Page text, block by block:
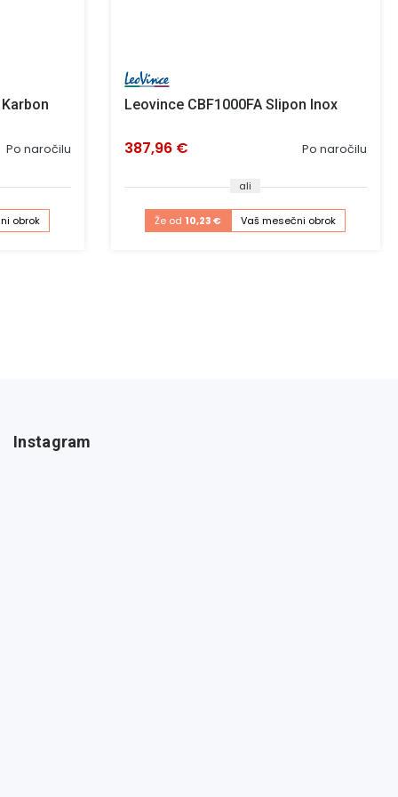
Po naročilu
obrok
Leovince CBF1000FA Slipon Inox
Po naročilu
387,96 €
ali
Že od 10,23 € Vaš mesečni obrok
Instagram